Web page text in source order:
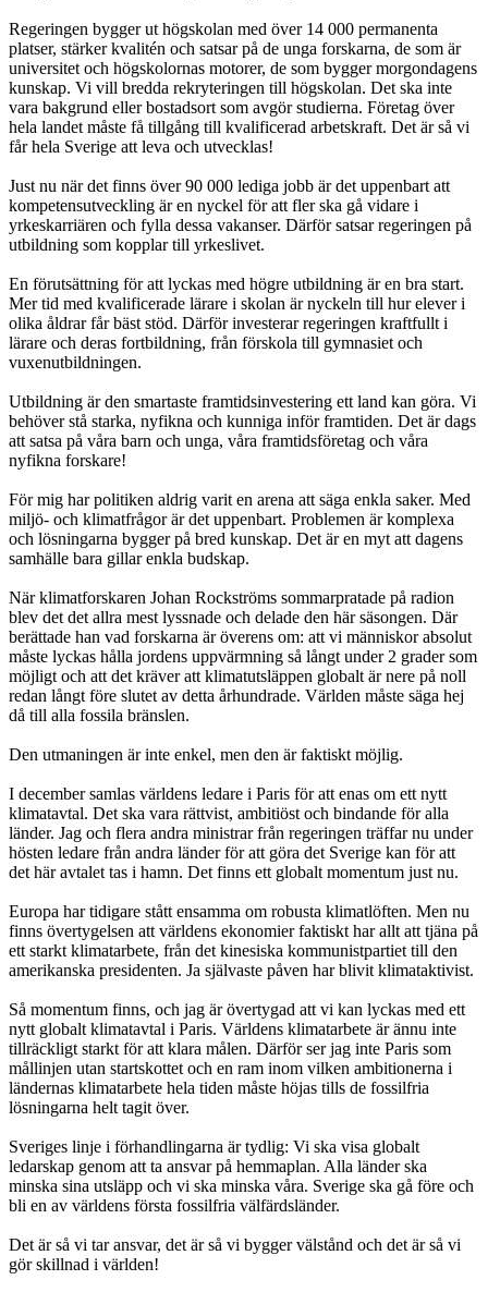
Regeringen bygger ut högskolan med över 14 000 permanenta
platser, stärker kvalitén och satsar på de unga forskarna, de som är
universitet och högskolornas motorer, de som bygger morgondagens
kunskap. Vi vill bredda rekryteringen till högskolan. Det ska inte
vara bakgrund eller bostadsort som avgör studierna. Företag över
hela landet måste få tillgång till kvalificerad arbetskraft. Det är så vi
får hela Sverige att leva och utvecklas!
Just nu när det finns över 90 000 lediga jobb är det uppenbart att
kompetensutveckling är en nyckel för att fler ska gå vidare i
yrkeskarriären och fylla dessa vakanser. Därför satsar regeringen på
utbildning som kopplar till yrkeslivet.
En förutsättning för att lyckas med högre utbildning är en bra start.
Mer tid med kvalificerade lärare i skolan är nyckeln till hur elever i
olika åldrar får bäst stöd. Därför investerar regeringen kraftfullt i
lärare och deras fortbildning, från förskola till gymnasiet och
vuxenutbildningen.
Utbildning är den smartaste framtidsinvestering ett land kan göra. Vi
behöver stå starka, nyfikna och kunniga inför framtiden. Det är dags
att satsa på våra barn och unga, våra framtidsföretag och våra
nyfikna forskare!
För mig har politiken aldrig varit en arena att säga enkla saker. Med
miljö- och klimatfrågor är det uppenbart. Problemen är komplexa
och lösningarna bygger på bred kunskap. Det är en myt att dagens
samhälle bara gillar enkla budskap.
När klimatforskaren Johan Rockströms sommarpratade på radion
blev det det allra mest lyssnade och delade den här säsongen. Där
berättade han vad forskarna är överens om: att vi människor absolut
måste lyckas hålla jordens uppvärmning så långt under 2 grader som
möjligt och att det kräver att klimatutsläppen globalt är nere på noll
redan långt före slutet av detta århundrade. Världen måste säga hej
då till alla fossila bränslen.
Den utmaningen är inte enkel, men den är faktiskt möjlig.
I december samlas världens ledare i Paris för att enas om ett nytt
klimatavtal. Det ska vara rättvist, ambitiöst och bindande för alla
länder. Jag och flera andra ministrar från regeringen träffar nu under
hösten ledare från andra länder för att göra det Sverige kan för att
det här avtalet tas i hamn. Det finns ett globalt momentum just nu.
Europa har tidigare stått ensamma om robusta klimatlöften. Men nu
finns övertygelsen att världens ekonomier faktiskt har allt att tjäna på
ett starkt klimatarbete, från det kinesiska kommunistpartiet till den
amerikanska presidenten. Ja självaste påven har blivit klimataktivist.
Så momentum finns, och jag är övertygad att vi kan lyckas med ett
nytt globalt klimatavtal i Paris. Världens klimatarbete är ännu inte
tillräckligt starkt för att klara målen. Därför ser jag inte Paris som
mållinjen utan startskottet och en ram inom vilken ambitionerna i
ländernas klimatarbete hela tiden måste höjas tills de fossilfria
lösningarna helt tagit över.
Sveriges linje i förhandlingarna är tydlig: Vi ska visa globalt
ledarskap genom att ta ansvar på hemmaplan. Alla länder ska
minska sina utsläpp och vi ska minska våra. Sverige ska gå före och
bli en av världens första fossilfria välfärdsländer.
Det är så vi tar ansvar, det är så vi bygger välstånd och det är så vi
gör skillnad i världen!